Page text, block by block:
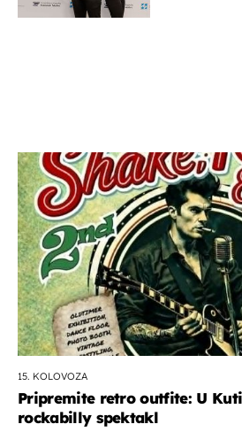
15. KOLOVOZA
Pripremite retro outfite: U
rockabilly spektakl